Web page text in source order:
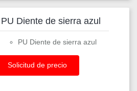
PU Diente de sierra azul
PU Diente de sierra azul
Solicitud de precio